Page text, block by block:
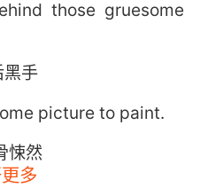
those gruesome
黑手
picture to paint.
悚然
多